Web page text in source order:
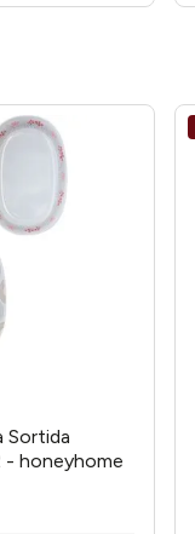
Sortida
- honeyhome